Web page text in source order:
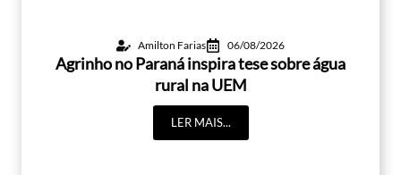
Amilton Farias 06/08/2026
Agrinho no Paraná inspira tese sobre água
rural na UEM
LER MAIS...